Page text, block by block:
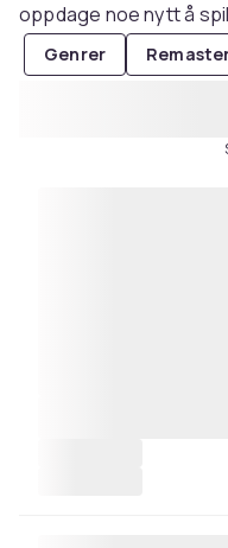
oppdage noe nytt å
Genrer